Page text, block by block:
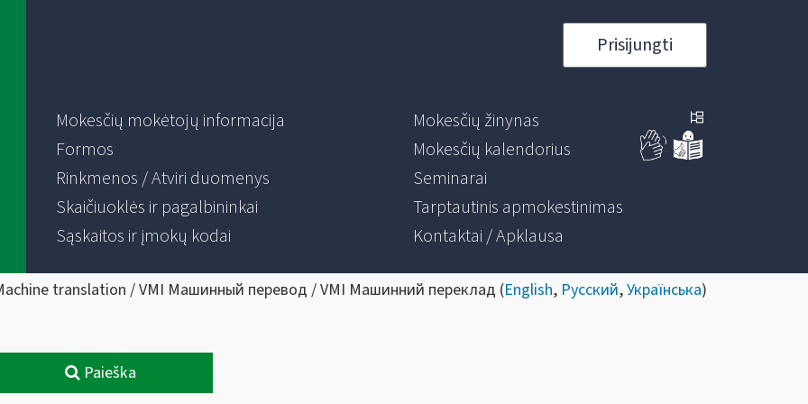
Prisijungti
Mokesčių mokėtojų informacija
Formos
Rinkmenos / Atviri duomenys
Skaičiuoklės ir pagalbininkai
Sąskaitos ir įmokų kodai
Mokesčių žinynas
Mokesčių kalendorius
Seminarai
Tarptautinis apmokestinimas
Kontaktai / Apklausa
translation / VMI Машинный перевод / VMI Машинний переклад (English, Русский,Українська)
Paieška